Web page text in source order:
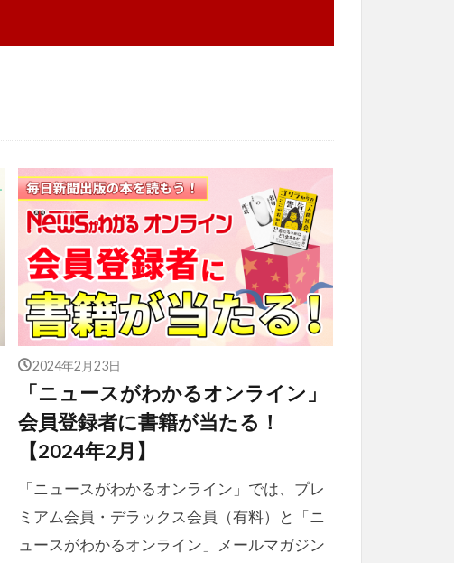
2024年2月23日
「ニュースがわかるオンライン」
会員登録者に書籍が当たる！
【2024年2月】
「ニュースがわかるオンライン」では、プレ
ミアム会員・デラックス会員（有料）と「ニ
ュースがわかるオンライン」メールマガジン